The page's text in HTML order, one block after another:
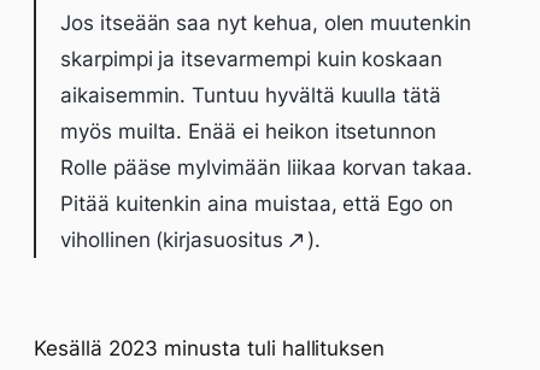
Jos itseään saa nyt kehua, olen muutenkin
skarpimpi ja itsevarmempi kuin koskaan
aikaisemmin. Tuntuu hyvältä kuulla tätä
myös muilta. Enää ei heikon itsetunnon
Rolle pääse mylvimään liikaa korvan takaa.
Pitää kuitenkin aina muistaa, että Ego on
vihollinen (kirjasuositus ).
Kesällä 2023 minusta tuli hallituksen